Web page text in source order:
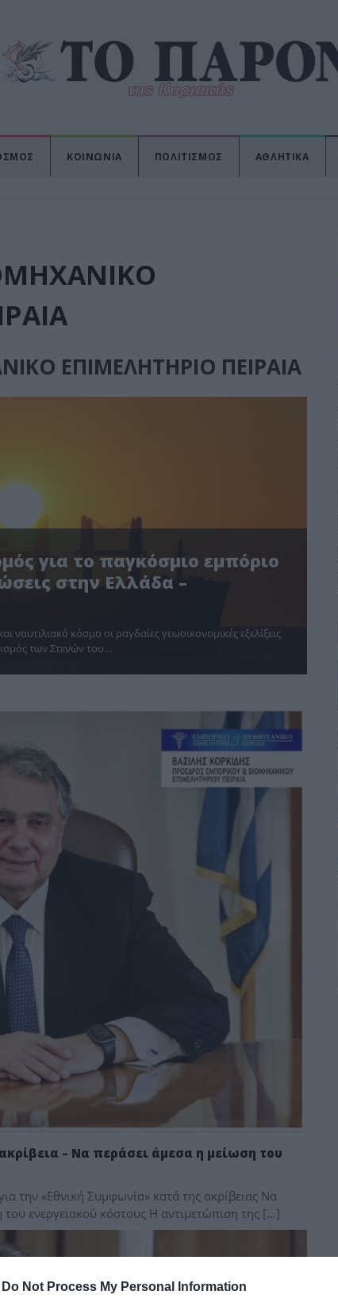
Do Not Process My Personal Information
ΚΟΙΝΩΝΙΑ ΠΟΛΙΤΙΣΜΟΣ ΑΘΛΗΤΙΚΑ
ΕΠΙΜΕΛΗΤΗΡΙΟ ΠΕΙΡΑΙΑ
για το παγκόσμιο εμπόριο
στην Ελλάδα –
κόσμο οι ραγδαίες γεωοικονομικές εξελίξεις
των Στενών του…
– Να περάσει άμεσα η μείωση του
την «Εθνική Συμφωνία» κατά της ακρίβειας Να
του ενεργειακού κόστους Η αντιμετώπιση της […]